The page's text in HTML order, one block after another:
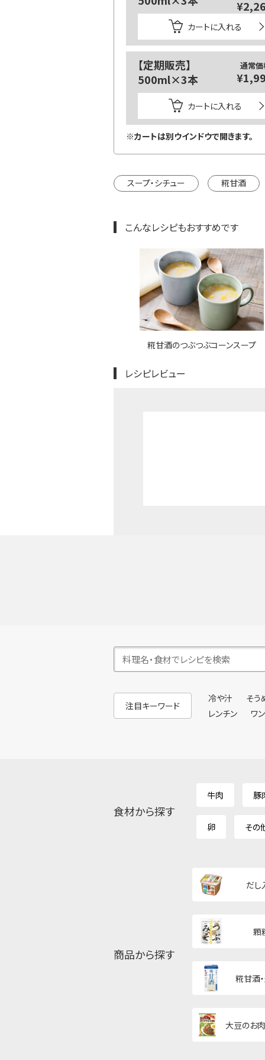
カートに入れる
【定期販売】
500ml×3本
通常
カートに入れる
※カートは別ウインドウで開きます。
スープ・シチュー 糀甘酒
こんなレシピもおすすめです
糀甘酒のつぶつぶコーンスープ
レシピレビュー
注目キーワード
冷や汁
そう
レンチン
ワ
食材から探す
牛肉 豚
卵 その
商品から探す
だし
顆
糀甘酒
大豆のお